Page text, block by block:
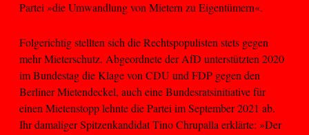
Partei »die Umwandlung von Mietern zu Eigentümern«.
Folgerichtig stellten sich die Rechtspopulisten stets gegen
mehr Mieterschutz. Abgeordnete der AfD unterstützten 2020
im Bundestag die Klage von CDU und FDP gegen den
Berliner Mietendeckel, auch eine Bundesratsinitiative für
einen Mietenstopp lehnte die Partei im September 2021 ab.
Ihr damaliger Spitzenkandidat Tino Chrupalla erklärte: »Der